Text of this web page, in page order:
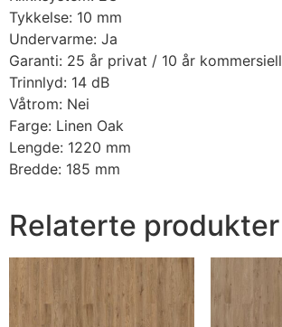
Tykkelse: 10 mm
Undervarme: Ja
Garanti: 25 år privat / 10 år kommersiell
Trinnlyd: 14 dB
Våtrom: Nei
Farge: Linen Oak
Lengde: 1220 mm
Bredde: 185 mm
Relaterte produkter